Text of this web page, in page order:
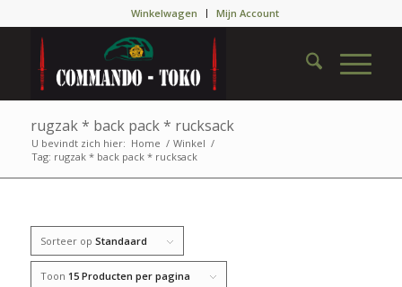
Winkelwagen Mijn Account
rugzak * back pack * rucksack
U bevindt zich hier: Home / Winkel /
Tag: rugzak * back pack * rucksack
Sorteer op Standaard
Toon 15 Producten per pagina